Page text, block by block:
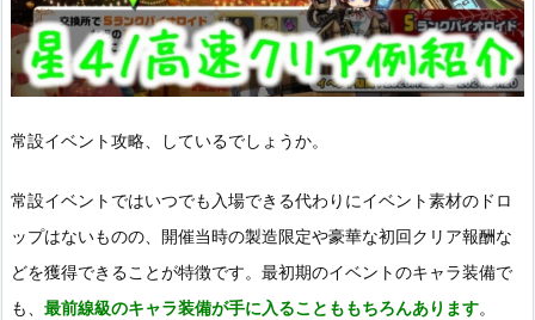
常設イベント攻略、しているでしょうか。
常設イベントではいつでも入場できる代わりにイベント素材のドロ
ップはないものの、開催当時の製造限定や豪華な初回クリア報酬な
どを獲得できることが特徴です。最初期のイベントのキャラ装備で
も、 最前線級のキャラ装備が手に入ることももちろんあります。